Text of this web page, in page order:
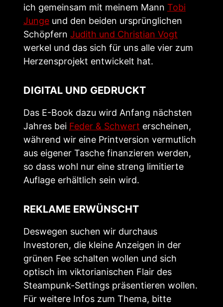
ich gemeinsam mit meinem Mann Tobi
Jungeund den beiden ursprünglichen
Schöpfern Judith und Christian Vogt
werkel und das sich für uns alle vier zum
Herzensprojekt entwickelt hat.
DIGITAL UND GEDRUCKT
Das E-Book dazu wird Anfang nächsten
Jahres bei Feder & Schwert erscheinen,
während wir eine Printversion vermutlich
aus eigener Tasche finanzieren werden,
so dass wohl nur eine streng limitierte
Auflage erhältlich sein wird.
REKLAME ERWÜNSCHT
Deswegen suchen wir durchaus
Investoren, die kleine Anzeigen in der
grünen Fee schalten wollen und sich
optisch im viktorianischen Flair des
Steampunk-Settings präsentieren wollen.
Für weitere Infos zum Thema, bitte